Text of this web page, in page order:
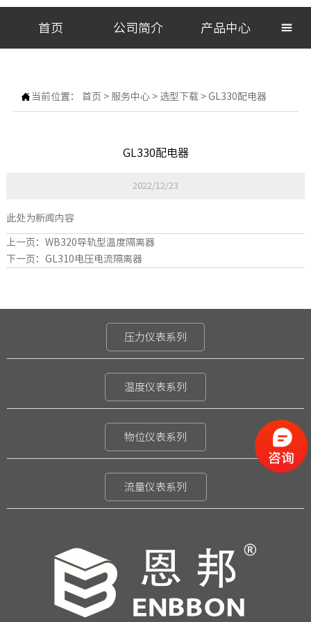
首页 公司简介 产品中心 
 当前位置： 首页 > 服务中心> 选型下载> GL330配电器
GL330配电器
2022/12/23
此处为新闻内容
上一页： WB320导轨型温度隔离器
下一页： GL310电压电流隔离器
压力仪表系列
温度仪表系列
物位仪表系列
流量仪表系列